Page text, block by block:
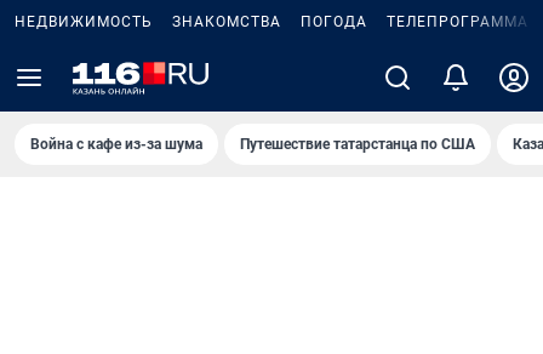
НЕДВИЖИМОСТЬ ЗНАКОМСТВА ПОГОДА ТЕЛЕПРОГРАММА
Война с кафе из-за шума Путешествие татарстанца по США